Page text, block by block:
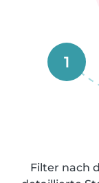
1
Filter nach